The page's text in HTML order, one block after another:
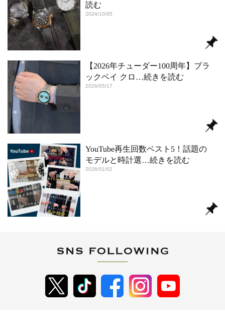
読む
2024/10/05
【2026年チューダー100周年】ブラ
ックベイ クロ …続きを読む
2026/05/17
YouTube再生回数ベスト5！話題の
モデルと時計選…続きを読む
2026/01/02